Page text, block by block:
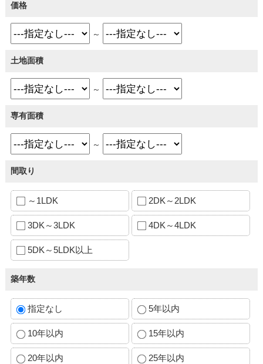
価格
～
土地面積
～
専有面積
～
間取り
～1LDK 2DK～2LDK
3DK～3LDK 4DK～4LDK
5DK～5LDK以上
築年数
指定なし 5年以内
10年以内 15年以内
20年以内 25年以内